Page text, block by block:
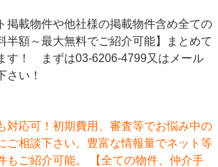
掲載物件や他社様の掲載物件含め全ての
額～最大無料でご紹介可能】まとめて
す！ まずは03-6206-4799又はメール
さい！
対応可！初期費用、審査等でお悩み中の
ご相談下さい。豊富な情報量でネット等
もご紹介可能。 【全ての物件、仲介手